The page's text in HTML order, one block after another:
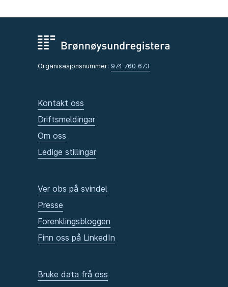
Organisasjonsnummer: 974 760 673
Kontakt oss
Driftsmeldingar
Om oss
Ledige stillingar
Ver obs på svindel
Presse
Forenklingsbloggen
Finn oss på LinkedIn
Bruke data frå oss